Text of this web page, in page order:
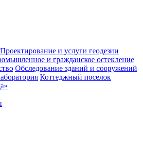
Проектирование и услуги геодезии
и гражданское остекление
Обследование зданий и сооружений
Коттеджный поселок